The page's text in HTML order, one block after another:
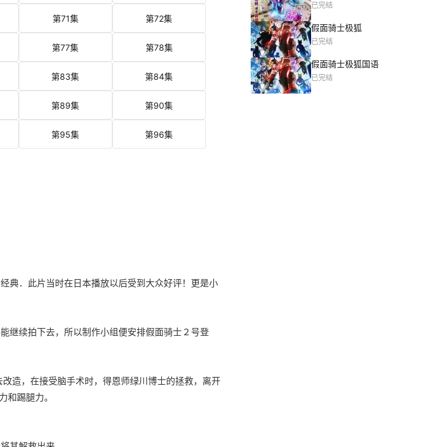
第71集 第72集
第77集 第78集
第83集 第84集
第89集 第90集
第95集 第96集
．此片当时在日本播放以后受到大众好评！更是小
续拍下去，所以制作小组便安排假面骑士２号登
造，在接受脑手术时，得恩师绿川博士的拯救，离开
和踢腿力。
已完结
假面骑士极狐
已完结
假面骑士极狐国语
已完结